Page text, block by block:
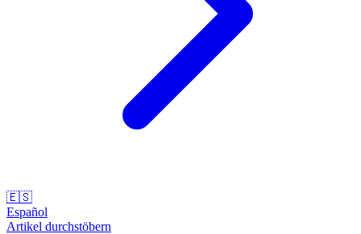
🇪🇸
Español
Artikel durchstöbern